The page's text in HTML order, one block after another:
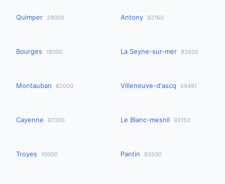
Quimper 29000 Antony 92160
Bourges 18000 La Seyne-sur-mer 83500
Montauban 82000 Villeneuve-d'ascq 59491
Cayenne 97300 Le Blanc-mesnil 93150
Troyes 10000 Pantin 93500